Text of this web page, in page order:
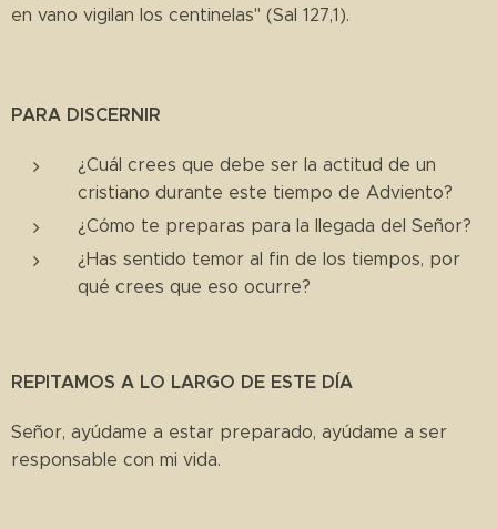
en vano vigilan los centinelas" (Sal 127,1).
PARA DISCERNIR
¿Cuál crees que debe ser la actitud de un
cristiano durante este tiempo de Adviento?
¿Cómo te preparas para la llegada del Señor?
¿Has sentido temor al fin de los tiempos, por
qué crees que eso ocurre?
REPITAMOS A LO LARGO DE ESTE DÍA
Señor, ayúdame a estar preparado, ayúdame a ser
responsable con mi vida.